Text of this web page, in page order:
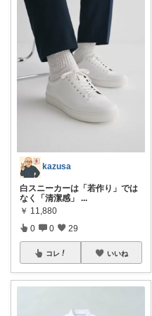
kazusa
白スニーカーは「若作り」では
なく「清潔感」
...
￥ 11,880
0 0 29
コレ いいね